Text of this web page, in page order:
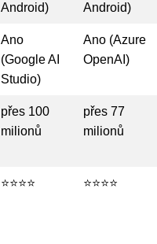
Android)
Android)
Ano
(Google AI
Studio)
Ano (Azure
OpenAI)
přes 100
milionů
přes 77
milionů
⭐⭐⭐⭐ ⭐⭐⭐⭐